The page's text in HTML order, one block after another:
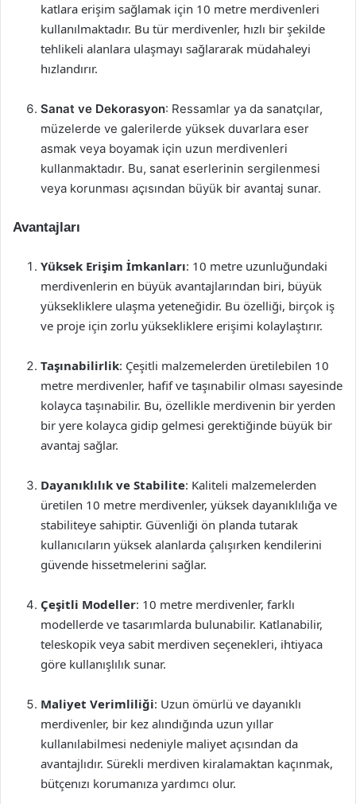
katlara erişim sağlamak için 10 metre merdivenleri
kullanılmaktadır. Bu tür merdivenler, hızlı bir şekilde
tehlikeli alanlara ulaşmayı sağlararak müdahaleyi
hızlandırır.
Sanat ve Dekorasyon: Ressamlar ya da sanatçılar,
müzelerde ve galerilerde yüksek duvarlara eser
asmak veya boyamak için uzun merdivenleri
kullanmaktadır. Bu, sanat eserlerinin sergilenmesi
veya korunması açısından büyük bir avantaj sunar.
Avantajları
Yüksek Erişim İmkanları: 10 metre uzunluğundaki
merdivenlerin en büyük avantajlarından biri, büyük
yüksekliklere ulaşma yeteneğidir. Bu özelliği, birçok iş
ve proje için zorlu yüksekliklere erişimi kolaylaştırır.
Taşınabilirlik: Çeşitli malzemelerden üretilebilen 10
metre merdivenler, hafif ve taşınabilir olması sayesinde
kolayca taşınabilir. Bu, özellikle merdivenin bir yerden
bir yere kolayca gidip gelmesi gerektiğinde büyük bir
avantaj sağlar.
Dayanıklılık ve Stabilite: Kaliteli malzemelerden
üretilen 10 metre merdivenler, yüksek dayanıklılığa ve
stabiliteye sahiptir. Güvenliği ön planda tutarak
kullanıcıların yüksek alanlarda çalışırken kendilerini
güvende hissetmelerini sağlar.
Çeşitli Modeller: 10 metre merdivenler, farklı
modellerde ve tasarımlarda bulunabilir. Katlanabilir,
teleskopik veya sabit merdiven seçenekleri, ihtiyaca
göre kullanışlılık sunar.
Maliyet Verimliliği: Uzun ömürlü ve dayanıklı
merdivenler, bir kez alındığında uzun yıllar
kullanılabilmesi nedeniyle maliyet açısından da
avantajlıdır. Sürekli merdiven kiralamaktan kaçınmak,
bütçenızı korumanıza yardımcı olur.